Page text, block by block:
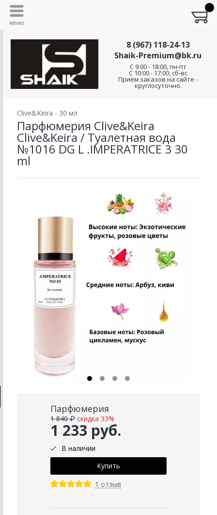
8 (967) 118-24-13
Shaik-Premium@bk.ru
C 9:00 - 18:00, пн-пт
С 10:00 - 17:00, сб-вс
Приём заказов на сайте -
круглосуточно.
Clive&Keira - 30 мл
Парфюмерия Clive&Keira
Clive&Keira / Туалетная вода
№1016 DG L .IMPERATRICE 3 30
ml
Парфюмерия
1 233 руб.
1 840 ₽ скидка 33%
В наличии
1 отзыв